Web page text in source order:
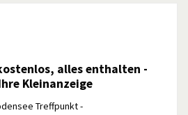
alles enthalten -
Kleinanzeige
Treffpunkt -